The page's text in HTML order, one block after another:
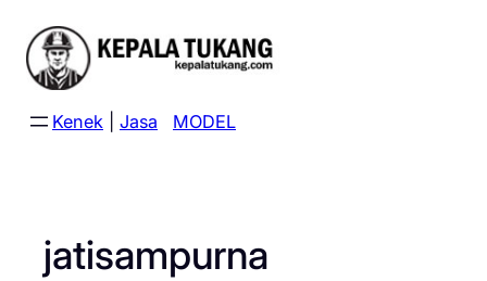
content
Kenek Jasa MODEL
jatisampurna